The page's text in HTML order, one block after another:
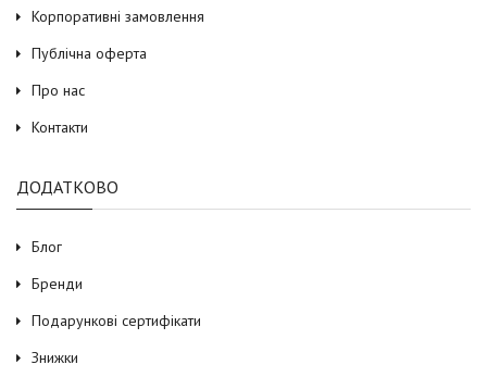
Корпоративні замовлення
Публічна оферта
Про нас
Контакти
ДОДАТКОВО
Блог
Бренди
Подарункові сертифікати
Знижки